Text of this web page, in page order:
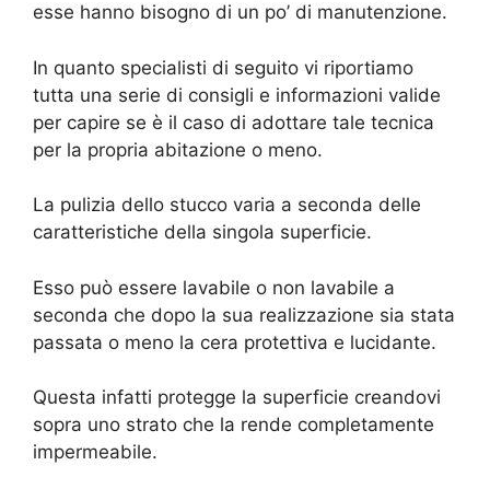
esse hanno bisogno di un po’ di manutenzione.
In quanto specialisti di seguito vi riportiamo
tutta una serie di consigli e informazioni valide
per capire se è il caso di adottare tale tecnica
per la propria abitazione o meno.
La pulizia dello stucco varia a seconda delle
caratteristiche della singola superficie.
Esso può essere lavabile o non lavabile a
seconda che dopo la sua realizzazione sia stata
passata o meno la cera protettiva e lucidante.
Questa infatti protegge la superficie creandovi
sopra uno strato che la rende completamente
impermeabile.